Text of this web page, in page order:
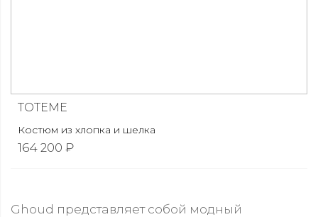
TOTEME
Костюм из хлопка и шелка
164 200 ₽
Ghoud представляет собой модный